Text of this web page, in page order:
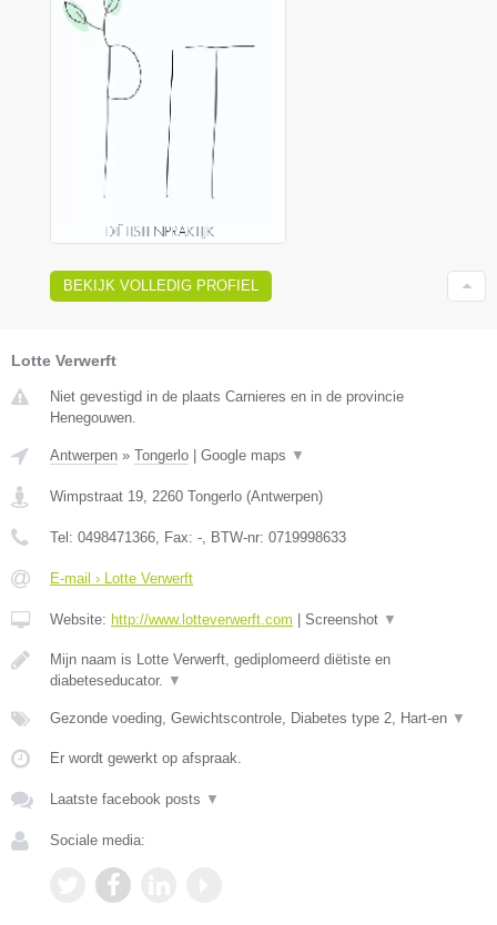
BEKIJK VOLLEDIG PROFIEL
Lotte Verwerft
Niet gevestigd in de plaats Carnieres en in de provincie
Henegouwen.
Antwerpen » Tongerlo Google maps ▼
Wimpstraat 19, 2260 Tongerlo (Antwerpen)
Tel: 0498471366, Fax: -, BTW-nr: 0719998633
E-mail › Lotte Verwerft
Website: http://www.lotteverwerft.com Screenshot ▼
Mijn naam is Lotte Verwerft, gediplomeerd diëtiste en
diabeteseducator. ▼
Gezonde voeding, Gewichtscontrole, Diabetes type 2, Hart-en ▼
Er wordt gewerkt op afspraak.
Laatste facebook posts ▼
Sociale media: